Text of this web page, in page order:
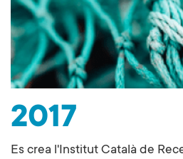
2017
Es crea l'Institut Català de